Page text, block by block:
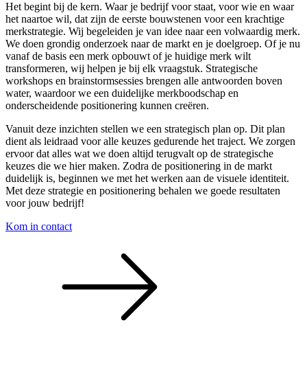
Het begint bij de kern. Waar je bedrijf voor staat, voor wie en waar
het naartoe wil, dat zijn de eerste bouwstenen voor een krachtige
merkstrategie. Wij begeleiden je van idee naar een volwaardig merk.
We doen grondig onderzoek naar de markt en je doelgroep. Of je nu
vanaf de basis een merk opbouwt of je huidige merk wilt
transformeren, wij helpen je bij elk vraagstuk. Strategische
workshops en brainstormsessies brengen alle antwoorden boven
water, waardoor we een duidelijke merkboodschap en
onderscheidende positionering kunnen creëren.
Vanuit deze inzichten stellen we een strategisch plan op. Dit plan
dient als leidraad voor alle keuzes gedurende het traject. We zorgen
ervoor dat alles wat we doen altijd terugvalt op de strategische
keuzes die we hier maken. Zodra de positionering in de markt
duidelijk is, beginnen we met het werken aan de visuele identiteit.
Met deze strategie en positionering behalen we goede resultaten
voor jouw bedrijf!
Kom in contact